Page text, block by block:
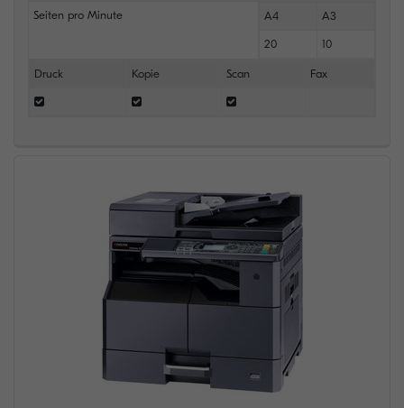
Seiten pro Minute A4 A3
20 10
Druck Kopie Scan Fax